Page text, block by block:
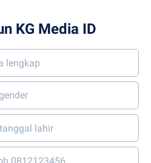
KG Media ID